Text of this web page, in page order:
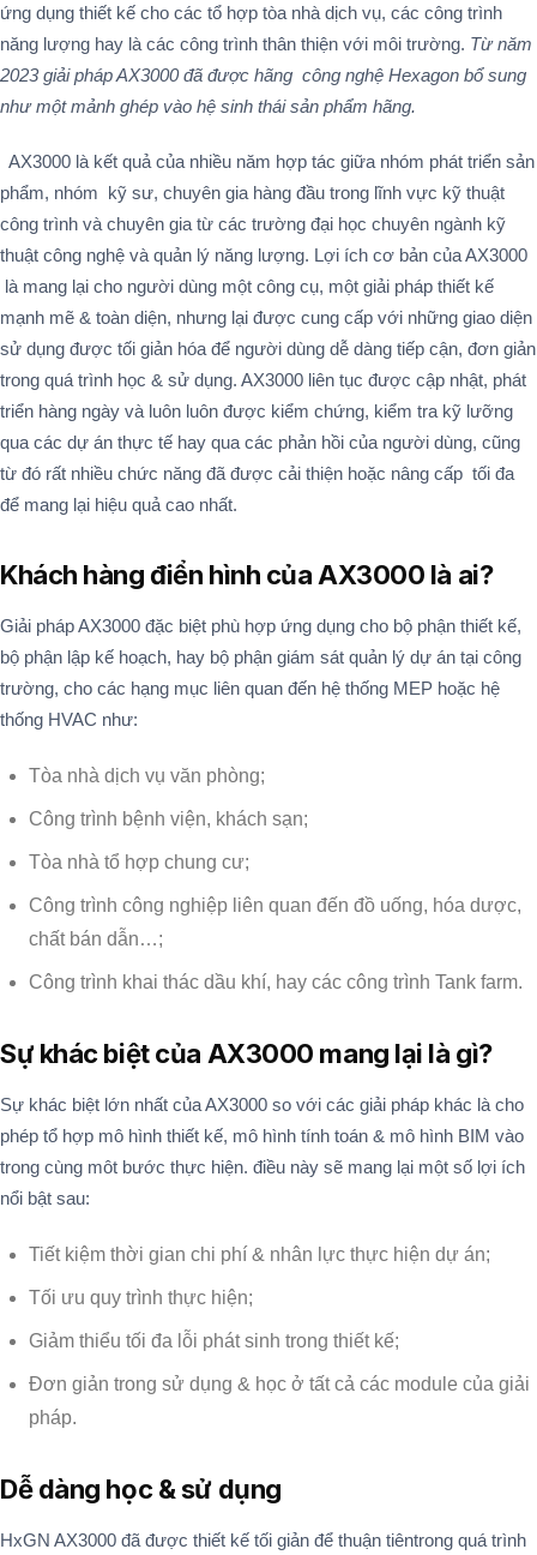
ứng dụng thiết kế cho các tổ hợp tòa nhà dịch vụ, các công trình
năng lượng hay là các công trình thân thiện với môi trường. Từ năm
2023 giải pháp AX3000 đã được hãng công nghệ Hexagon bổ sung
như một mảnh ghép vào hệ sinh thái sản phẩm hãng.
AX3000 là kết quả của nhiều năm hợp tác giữa nhóm phát triển sản
phẩm, nhóm kỹ sư, chuyên gia hàng đầu trong lĩnh vực kỹ thuật
công trình và chuyên gia từ các trường đại học chuyên ngành kỹ
thuật công nghệ và quản lý năng lượng. Lợi ích cơ bản của AX3000
là mang lại cho người dùng một công cụ, một giải pháp thiết kế
mạnh mẽ & toàn diện, nhưng lại được cung cấp với những giao diện
sử dụng được tối giản hóa để người dùng dễ dàng tiếp cận, đơn giản
trong quá trình học & sử dụng. AX3000 liên tục được cập nhật, phát
triển hàng ngày và luôn luôn được kiểm chứng, kiểm tra kỹ lưỡng
qua các dự án thực tế hay qua các phản hồi của người dùng, cũng
từ đó rất nhiều chức năng đã được cải thiện hoặc nâng cấp tối đa
để mang lại hiệu quả cao nhất.
Khách hàng điển hình của AX3000 là ai?
Giải pháp AX3000 đặc biệt phù hợp ứng dụng cho bộ phận thiết kế,
bộ phận lập kế hoạch, hay bộ phận giám sát quản lý dự án tại công
trường, cho các hạng mục liên quan đến hệ thống MEP hoặc hệ
thống HVAC như:
Tòa nhà dịch vụ văn phòng;
Công trình bệnh viện, khách sạn;
Tòa nhà tổ hợp chung cư;
Công trình công nghiệp liên quan đến đồ uống, hóa dược,
chất bán dẫn…;
Công trình khai thác dầu khí, hay các công trình Tank farm.
Sự khác biệt của AX3000 mang lại là gì?
Sự khác biệt lớn nhất của AX3000 so với các giải pháp khác là cho
phép tổ hợp mô hình thiết kế, mô hình tính toán & mô hình BIM vào
trong cùng môt bước thực hiện. điều này sẽ mang lại một số lợi ích
nổi bật sau:
Tiết kiệm thời gian chi phí & nhân lực thực hiện dự án;
Tối ưu quy trình thực hiện;
Giảm thiểu tối đa lỗi phát sinh trong thiết kế;
Đơn giản trong sử dụng & học ở tất cả các module của giải
pháp.
Dễ dàng học & sử dụng
HxGN AX3000 đã được thiết kế tối giản để thuận tiêntrong quá trình